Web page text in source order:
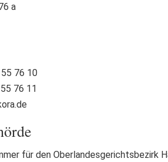
a
76 10
76 11
für den Oberlandesgerichtsbezirk